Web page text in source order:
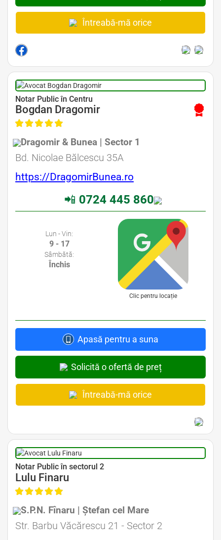
Întreabă-mă orice
Avocat Specializat în Drept Civil • Avocat Specializat în Dreptul Familiei
Notar Public în Centru
Bogdan Dragomir
Dragomir & Bunea | Sector 1
Avocat Specializat în Drept Civil • Avocat Specializat în Dreptul Familiei
Bd. Nicolae Bălcescu 35A
https://DragomirBunea.ro
📲 0724 445 860
Lun - Vin:
9 - 17
Sâmbătă:
Închis
Clic pentru locație
Apasă pentru a suna
Solicită o ofertă de preț
Întreabă-mă orice
Avocat Specializat în Drept Civil • Avocat Specializat în Dreptul Familiei
Notar Public în sectorul 2
Lulu Finaru
S.P.N. Fînaru | Ștefan cel Mare
Avocat Specializat în Drept Civil • Avocat Specializat în Dreptul Familiei
Str. Barbu Văcărescu 21 - Sector 2